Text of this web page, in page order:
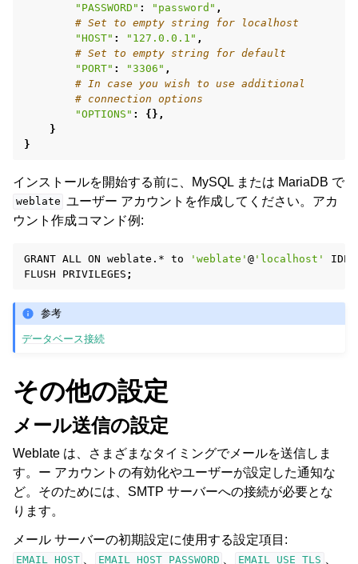
"PASSWORD" : "password" ,
# Set to empty string for localhost
"HOST" : "127.0.0.1" ,
# Set to empty string for default
"PORT" : "3306" ,
# In case you wish to use additional
# connection options
"OPTIONS" :
{},
}
}
インストールを開始する前に、MySQL または MariaDB で
weblate ユーザー アカウントを作成してください。アカ
ウント作成コマンド例:
GRANT ALL ON weblate.* to 'weblate' @ 'localhost'
FLUSH
PRIVILEGES ;
参考
データベース接続
その他の設定
メール送信の設定
Weblate は、さまざまなタイミングでメールを送信しま
す。ー アカウントの有効化やユーザーが設定した通知な
ど。そのためには、SMTP サーバーへの接続が必要とな
ります。
メール サーバーの初期設定に使用する設定項目:
EMAIL_HOST 、 EMAIL_HOST_PASSWORD 、 EMAIL_USE_TLS 、